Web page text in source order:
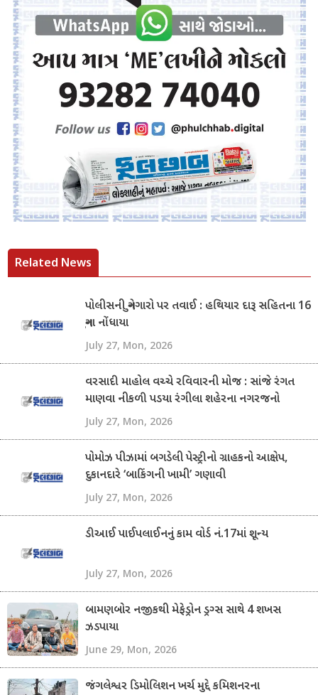
Related News
પોલીસની ગુનેગારો પર તવાઈ : હથિયાર દારૂ સહિતના 16
ગુના નોંધાયા
July 27, Mon, 2026
વરસાદી માહોલ વચ્ચે રવિવારની મોજ : સાંજે રંગત
માણવા નીકળી પડયા રંગીલા શહેરના નગરજનો
July 27, Mon, 2026
પોમોઝ પીઝામાં બગડેલી પેસ્ટ્રીનો ગ્રાહકનો આક્ષેપ,
દુકાનદારે ‘બાકિંગની ખામી’ ગણાવી
July 27, Mon, 2026
ડીઆઈ પાઈપલાઈનનું કામ વોર્ડ નં.17માં શૂન્ય
July 27, Mon, 2026
બામણબોર નજીકથી મેફેડ્રોન ડ્રગ્સ સાથે 4 શખસ
ઝડપાયા
June 29, Mon, 2026
જંગલેશ્વર ડિમોલિશન ખર્ચ મુદ્દે કમિશનરના